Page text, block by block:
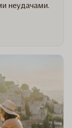
неудачами.